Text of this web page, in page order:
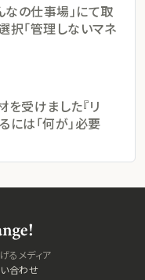
なの仕事場」にて取
択「管理しないマネ
を受けました『リ
には「何が」必要
るメディア
合わせ